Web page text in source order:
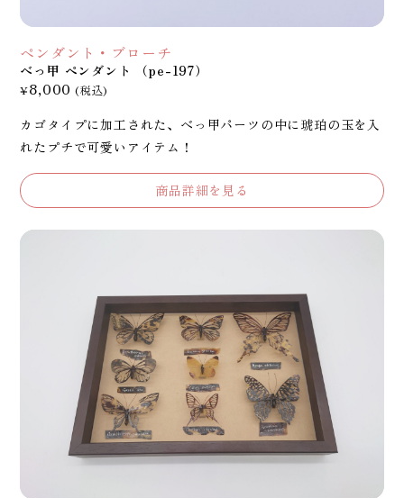
ペンダント・ブローチ
べっ甲 ペンダント （pe-197）
¥8,000 (税込)
カゴタイプに加工された、べっ甲パーツの中に琥珀の玉を入
れたプチで可愛いアイテム！
商品詳細を見る